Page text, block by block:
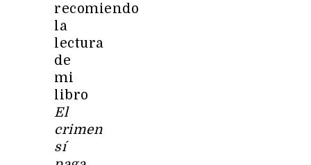
recomiendo
la
lectura
de
mi
libro
El
crimen
sí